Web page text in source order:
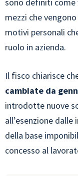
mezzi che
motivi personali
ruolo in azienda.
Il fisco chiarisce
cambiate da
introdotte nuove
all’esenzione
della base
concesso al